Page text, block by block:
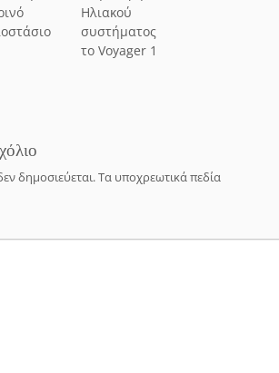
Ηλιακού
συστήματος
το Voyager 1
δημοσιεύεται.Τα υποχρεωτικά πεδία